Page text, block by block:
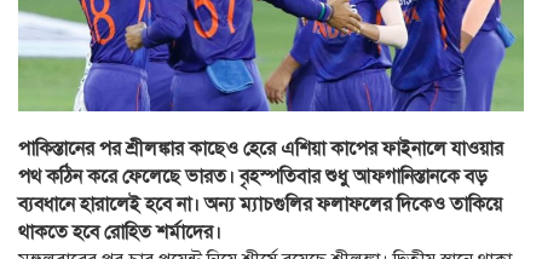
পাকিস্তানের পর শ্রীলঙ্কার কাছেও হেরে এশিয়া কাপের ফাইনালে যাওয়ার
পথ কঠিন করে ফেলেছে ভারত। বৃহস্পতিবার শুধু আফগানিস্তানকে বড়
ব্যবধানে হারালেই হবে না। অন্য ম্যাচগুলির ফলাফলের দিকেও তাকিয়ে
থাকতে হবে রোহিত শর্মাদের।